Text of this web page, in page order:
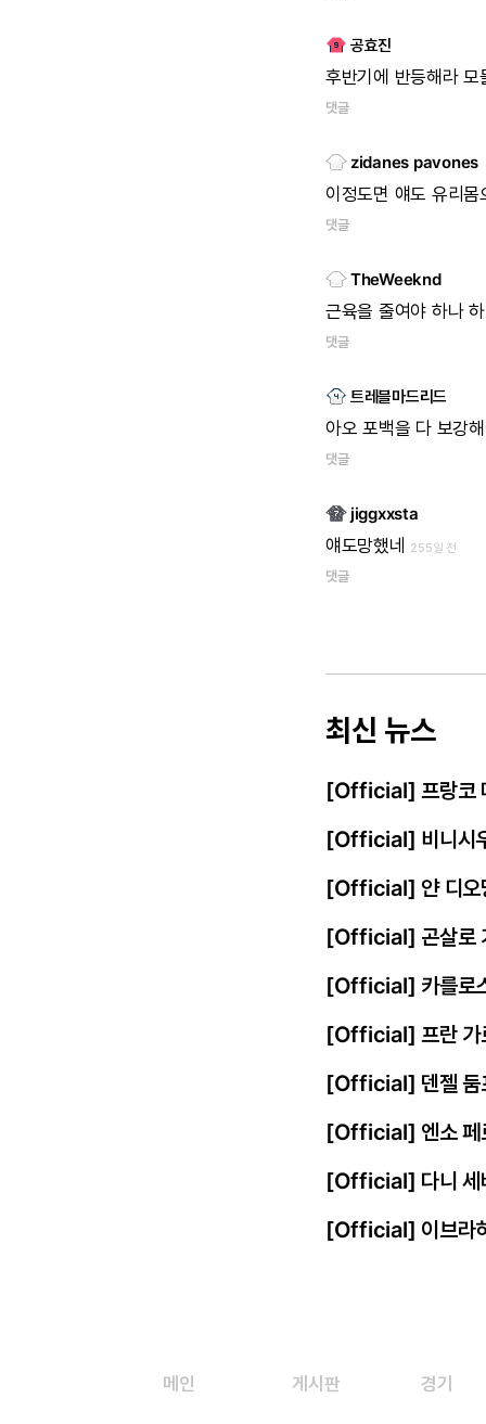
공효진
후반기에 반등해라 모
댓글
zidanes pavones
이정도면 얘도 유리몸
댓글
TheWeeknd
근육을 줄여야 하나
댓글
트레블마드리드
아오 포백을 다 보강
댓글
jiggxxsta
얘도망했네 255일 전
댓글
최신 뉴스
[Official] 프랑코
[Official] 비니시
[Official] 얀 디오
[Official] 곤살로
[Official] 카를로
[Official] 프란 가
[Official] 덴젤 둠
[Official] 엔소 페
[Official] 다니 세
[Official] 이브라
메인 게시판 경기